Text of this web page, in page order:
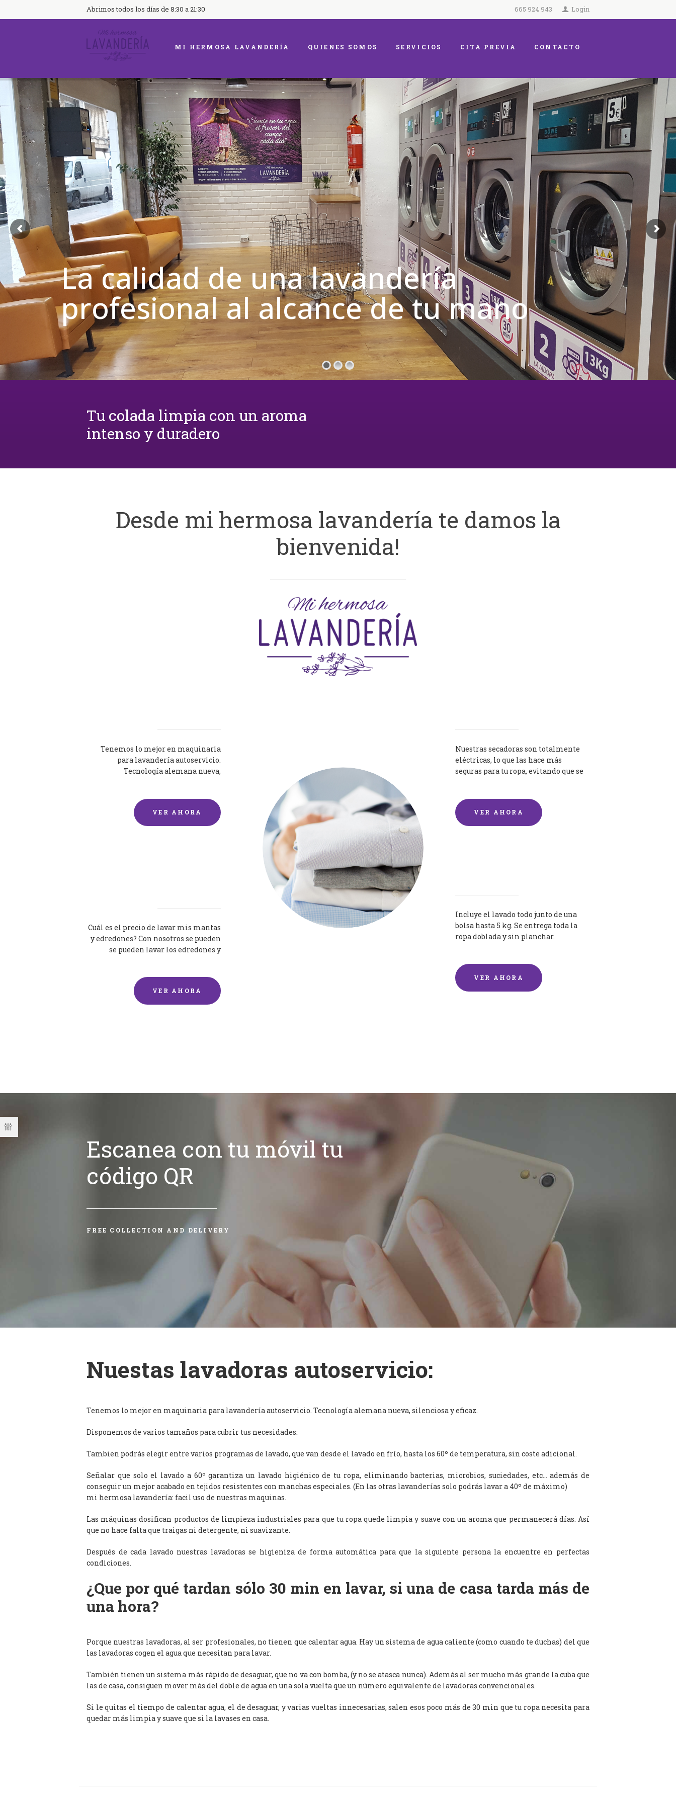
Abrimos todos los días de 8:30 a 21:30 665 924 943 Login
MI HERMOSA LAVANDERÍA QUIENES SOMOS SERVICIOS CITA PREVIA CONTACTO
La calidad de una lavandería
profesional al alcance de tu mano
Tu colada limpia con un aroma
intenso y duradero
Desde mi hermosa lavandería te damos la
bienvenida!
Tenemos lo mejor en maquinaria
para lavandería autoservicio.
Tecnología alemana nueva,
VER AHORA
Nuestras secadoras son totalmente
eléctricas, lo que las hace más
seguras para tu ropa, evitando que se
VER AHORA
Cuál es el precio de lavar mis mantas
y edredones? Con nosotros se pueden
se pueden lavar los edredones y
VER AHORA
Incluye el lavado todo junto de una
bolsa hasta 5 kg. Se entrega toda la
ropa doblada y sin planchar.
VER AHORA
Escanea con tu móvil tu
código QR
FREE COLLECTION AND DELIVERY
Nuestas lavadoras autoservicio:
Tenemos lo mejor en maquinaria para lavandería autoservicio. Tecnología alemana nueva, silenciosa y eficaz.
Disponemos de varios tamaños para cubrir tus necesidades:
Tambien podrás elegir entre varios programas de lavado, que van desde el lavado en frío, hasta los 60º de temperatura, sin coste adicional.
Señalar que solo el lavado a 60º garantiza un lavado higiénico de tu ropa, eliminando bacterias, microbios, suciedades, etc… además de
conseguir un mejor acabado en tejidos resistentes con manchas especiales. (En las otras lavanderías solo podrás lavar a 40º de máximo)
mi hermosa lavandería: facil uso de nuestras maquinas.
Las máquinas dosifican productos de limpieza industriales para que tu ropa quede limpia y suave con un aroma que permanecerá días. Así
que no hace falta que traigas ni detergente, ni suavizante.
Después de cada lavado nuestras lavadoras se higieniza de forma automática para que la siguiente persona la encuentre en perfectas
condiciones.
¿Que por qué tardan sólo 30 min en lavar, si una de casa tarda más de
una hora?
Porque nuestras lavadoras, al ser profesionales, no tienen que calentar agua. Hay un sistema de agua caliente (como cuando te duchas) del que
las lavadoras cogen el agua que necesitan para lavar.
También tienen un sistema más rápido de desaguar, que no va con bomba, (y no se atasca nunca). Además al ser mucho más grande la cuba que
las de casa, consiguen mover más del doble de agua en una sola vuelta que un número equivalente de lavadoras convencionales.
Si le quitas el tiempo de calentar agua, el de desaguar, y varias vueltas innecesarias, salen esos poco más de 30 min que tu ropa necesita para
quedar más limpia y suave que si la lavases en casa.